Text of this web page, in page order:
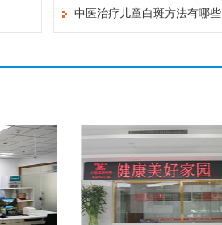
中医治疗儿童白斑方法有哪些